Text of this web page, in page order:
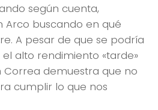
según cuenta,
Arco buscando en qué
A pesar de que se podría
alto rendimiento «tarde»
Correa demuestra que no
cumplir lo que nos